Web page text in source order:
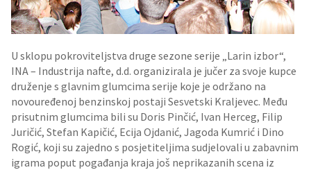
U sklopu pokroviteljstva druge sezone serije „Larin izbor“,
INA – Industrija nafte, d.d. organizirala je jučer za svoje kupce
druženje s glavnim glumcima serije koje je održano na
novouređenoj benzinskoj postaji Sesvetski Kraljevec. Među
prisutnim glumcima bili su Doris Pinčić, Ivan Herceg, Filip
Juričić, Stefan Kapičić, Ecija Ojdanić, Jagoda Kumrić i Dino
Rogić, koji su zajedno s posjetiteljima sudjelovali u zabavnim
igrama poput pogađanja kraja još neprikazanih scena iz